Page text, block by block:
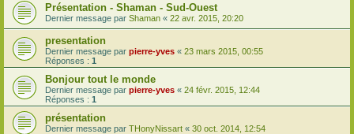
Présentation - Shaman - Sud-Ouest
Dernier message par Shaman « 22 avr. 2015, 20:20
presentation
Dernier message par pierre-yves « 23 mars 2015, 00:55
Réponses : 1
Bonjour tout le monde
Dernier message par pierre-yves « 24 févr. 2015, 12:44
Réponses : 1
présentation
Dernier message par THonyNissart « 30 oct. 2014, 12:54